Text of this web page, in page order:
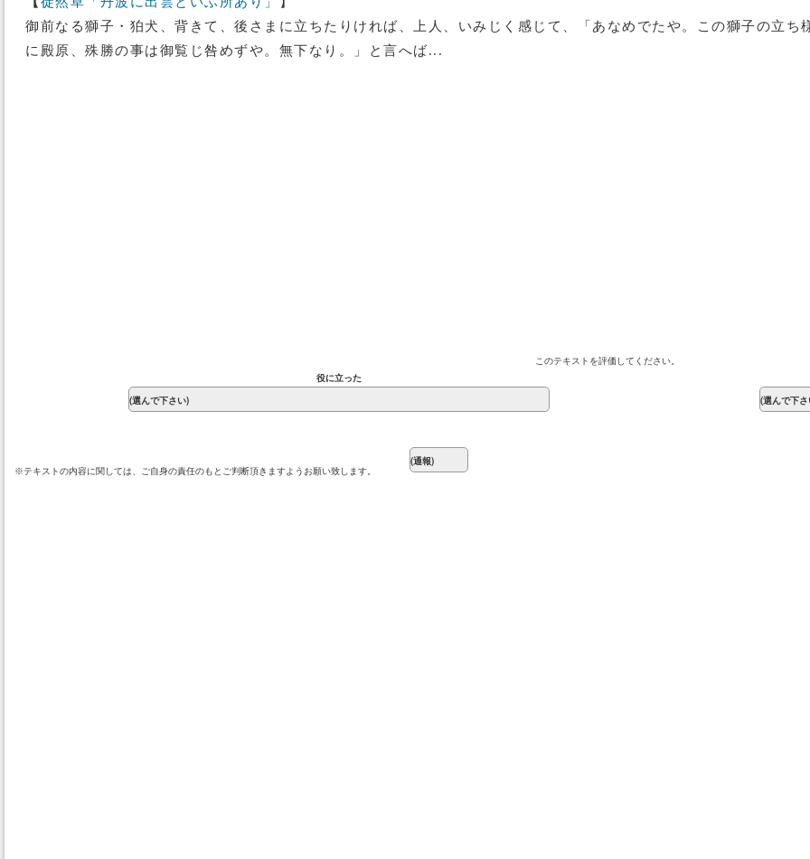
御前なる獅子・狛犬、背きて、後さまに立ちたりければ、上人、いみじく感じて、「あなめでたや。この獅子の立
に殿原、殊勝の事は御覧じ咎めずや。無下なり。」と言へば...
このテキストを評価してください。
役に立った
※テキストの内容に関しては、ご自身の責任のもとご判断頂きますようお願い致します。